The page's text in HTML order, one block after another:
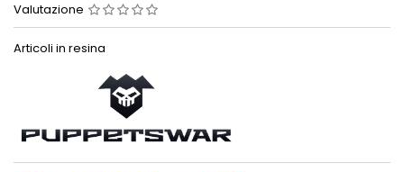
Valutazione
Articoli in resina